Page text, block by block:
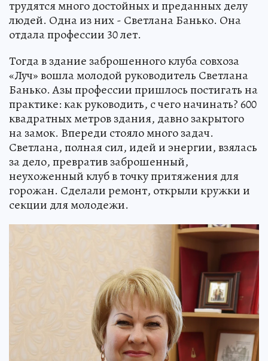
трудятся много достойных и преданных делу
людей. Одна из них - Светлана Банько. Она
отдала профессии 30 лет.
Тогда в здание заброшенного клуба совхоза
«Луч» вошла молодой руководитель Светлана
Банько. Азы профессии пришлось постигать на
практике: как руководить, с чего начинать? 600
квадратных метров здания, давно закрытого
на замок. Впереди стояло много задач.
Светлана, полная сил, идей и энергии, взялась
за дело, превратив заброшенный,
неухоженный клуб в точку притяжения для
горожан. Сделали ремонт, открыли кружки и
секции для молодежи.